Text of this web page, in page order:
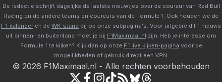
De redactie schrijft dagelijks de laatste nieuwtjes over de coureur van Red Bull
Racing en de andere teams en coureurs van de Formule 1. Ook houden we de
F1-kalender en de WK-stand bij op onze subpagina's. Voor uitgebreid F1 nieuws
uit binnen- en buitenland moet je bij F1Maximaal.nl zijn. Heb je interesse om
Formule 1 te kijken? Kijk dan op onze F1 live kijken-pagina voor de
mogelijkheden of gebruik direct een VPN
© 2026 F1Maximaal.nl - Alle rechten voorbehouden